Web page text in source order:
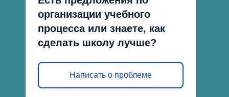
организации учебного
процесса или знаете, как
сделать школу лучше?
Написать о проблеме